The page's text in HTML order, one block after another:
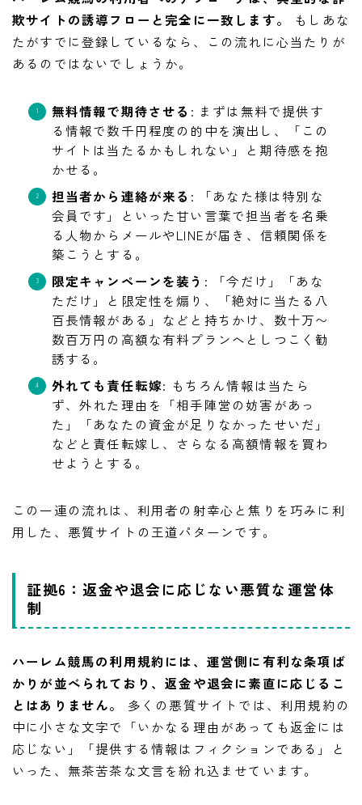
欺サイトの誘導フローと完全に一致します。
もしあな
たがすでに登録しているなら、この流れに心当たりが
あるのではないでしょうか。
無料情報で期待させる : まずは無料で提供す
る情報で数千円程度の的中を演出し、「この
サイトは当たるかもしれない」と期待感を抱
かせる。
担当者から連絡が来る : 「あなた様は特別な
会員です」といった甘い言葉で担当者を名乗
る人物からメールやLINEが届き、信頼関係を
築こうとする。
限定キャンペーンを装う : 「今だけ」「あな
ただけ」と限定性を煽り、「絶対に当たる八
百長情報がある」などと持ちかけ、数十万〜
数百万円の高額な有料プランへとしつこく勧
誘する。
外れても責任転嫁: もちろん情報は当たら
ず、外れた理由を「相手陣営の妨害があっ
た」「あなたの資金が足りなかったせいだ」
などと責任転嫁し、さらなる高額情報を買わ
せようとする。
この一連の流れは、利用者の射幸心と焦りを巧みに利
用した、悪質サイトの王道パターンです。
証拠6：返金や退会に応じない悪質な運営体
制
ハーレム競馬の利用規約には、運営側に有利な条項ば
かりが並べられており、返金や退会に素直に応じるこ
とはありません。
多くの悪質サイトでは、利用規約の
中に小さな文字で「いかなる理由があっても返金には
応じない」「提供する情報はフィクションである」と
いった、無茶苦茶な文言を紛れ込ませています。